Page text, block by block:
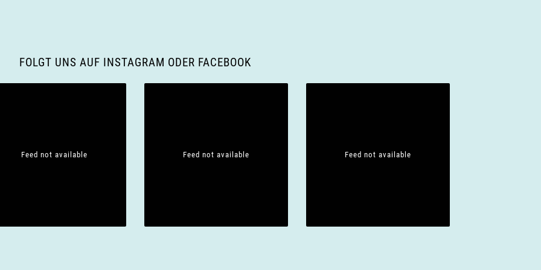
FOLGT UNS AUF INSTAGRAM ODER FACEBOOK
Feed not available Feed not available Feed not available